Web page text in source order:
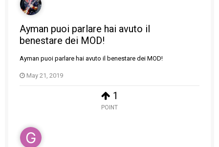
1
POINT
Ayman puoi parlare hai avuto il
benestare dei MOD!
Ayman puoi parlare hai avuto il benestare dei MOD!
May 21, 2019